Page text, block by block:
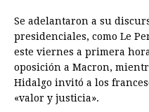
Se adelantaron a su
presidenciales, como Le
este viernes a primera
oposición a Macron,
Hidalgo invitó a los
«valor y justicia».